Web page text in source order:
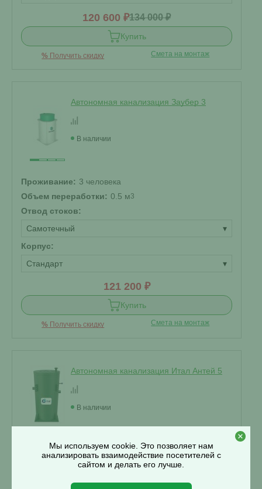
120 600 ₽134 000 ₽
Купить
% Получить скидку Смета на монтаж
Автономная канализация Заубер 3
В наличии
Проживание: 3 человека
Объем переработки: 0.5 м3
Отвод стоков:
Самотечный
▾
Корпус:
Стандарт
▾
121 200 ₽
Купить
% Получить скидку Смета на монтаж
Автономная канализация Итал Антей 5
В наличии
Проживание: 5 человек
Объем переработки:
1 м3
Мы используем cookie. Это позволяет нам
анализировать взаимодействие посетителей с
сайтом и делать его лучше.